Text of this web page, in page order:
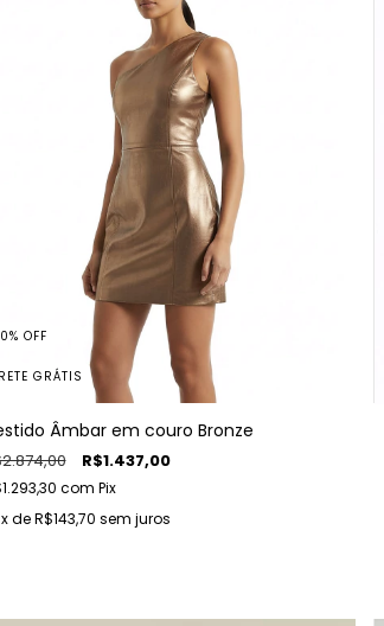
% OFF
GRÁTIS
Âmbar em couro Bronze
R$1.437,00
com Pix
x deR$143,70 sem juros